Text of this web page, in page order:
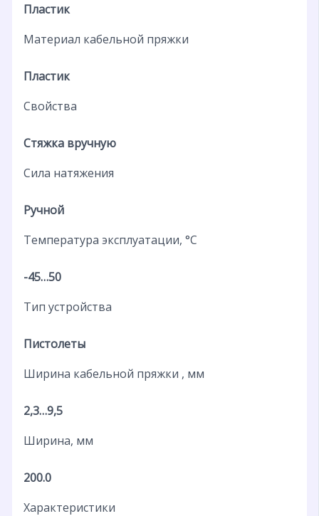
Пластик
Материал кабельной пряжки
Пластик
Свойства
Стяжка вручную
Сила натяжения
Ручной
Температура эксплуатации, °C
-45…50
Тип устройства
Пистолеты
Ширина кабельной пряжки , мм
2,3…9,5
Ширина, мм
200.0
Характеристики